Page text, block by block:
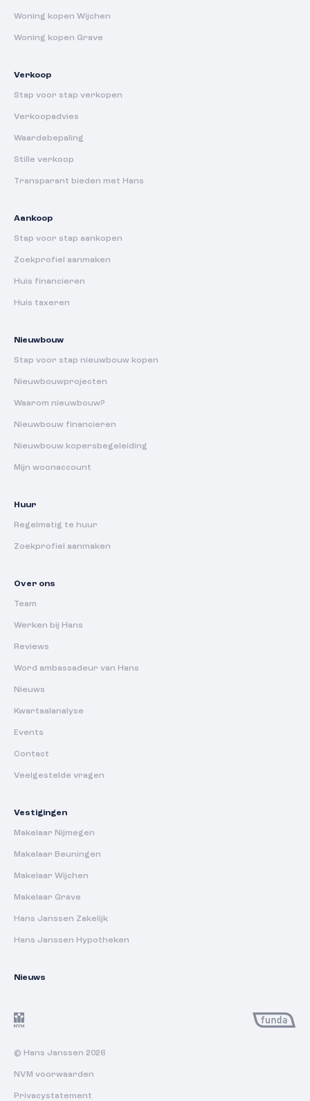
Woning kopen Wijchen
Woning kopen Grave
Verkoop
Stap voor stap verkopen
Verkoopadvies
Waardebepaling
Stille verkoop
Transparant bieden met Hans
Aankoop
Stap voor stap aankopen
Zoekprofiel aanmaken
Huis financieren
Huis taxeren
Nieuwbouw
Stap voor stap nieuwbouw kopen
Nieuwbouwprojecten
Waarom nieuwbouw?
Nieuwbouw financieren
Nieuwbouw kopersbegeleiding
Mijn woonaccount
Huur
Regelmatig te huur
Zoekprofiel aanmaken
Over ons
Team
Werken bij Hans
Reviews
Word ambassadeur van Hans
Nieuws
Kwartaalanalyse
Events
Contact
Veelgestelde vragen
Vestigingen
Makelaar Nijmegen
Makelaar Beuningen
Makelaar Wijchen
Makelaar Grave
Hans Janssen Zakelijk
Hans Janssen Hypotheken
Nieuws
© Hans Janssen 2026
NVM voorwaarden
Privacystatement